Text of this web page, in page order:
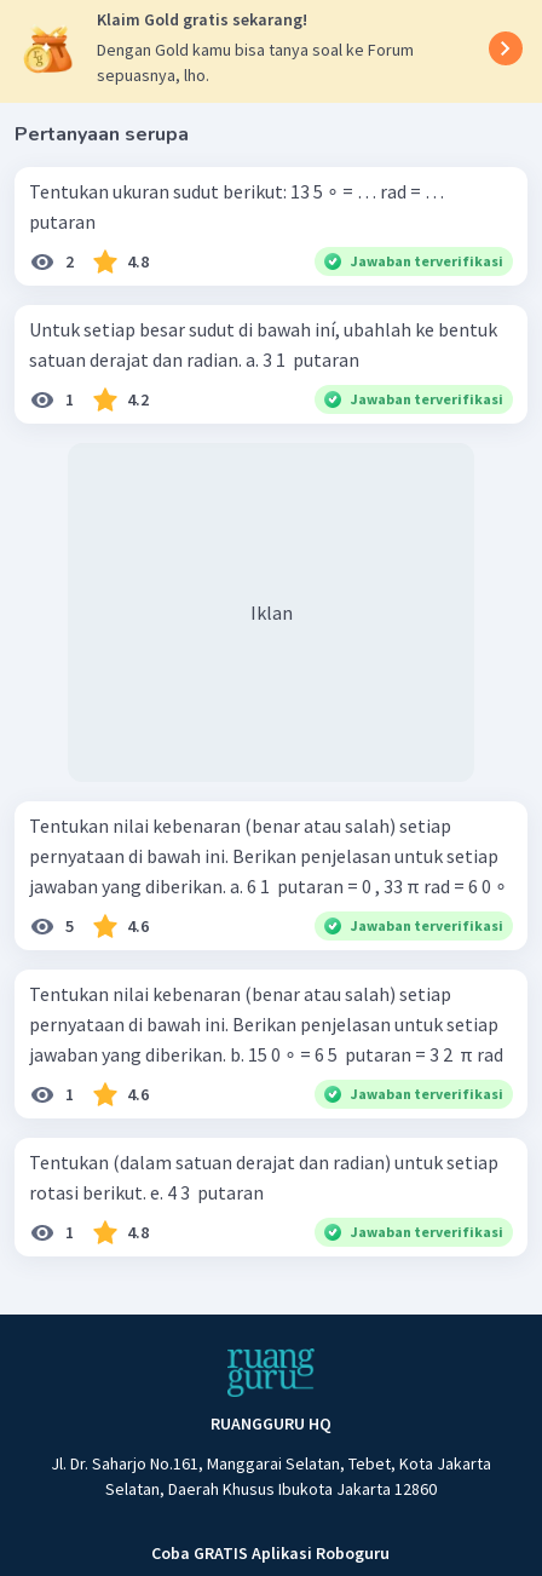
Klaim Gold gratis sekarang!
Dengan Gold kamu bisa tanya soal ke Forum
sepuasnya, lho.
Pertanyaan serupa
Tentukan ukuran sudut berikut: 13 5 ∘ = … rad = …
putaran
2 4.8 Jawaban terverifikasi
Untuk setiap besar sudut di bawah iní, ubahlah ke bentuk
satuan derajat dan radian. a. 3 1 ​ putaran
1 4.2 Jawaban terverifikasi
Iklan
Tentukan nilai kebenaran (benar atau salah) setiap
pernyataan di bawah ini. Berikan penjelasan untuk setiap
jawaban yang diberikan. a. 6 1 ​ putaran = 0 , 33 π rad = 6 0 ∘
5 4.6 Jawaban terverifikasi
Tentukan nilai kebenaran (benar atau salah) setiap
pernyataan di bawah ini. Berikan penjelasan untuk setiap
jawaban yang diberikan. b. 15 0 ∘ = 6 5 ​ putaran = 3 2 ​ π rad
1 4.6 Jawaban terverifikasi
Tentukan (dalam satuan derajat dan radian) untuk setiap
rotasi berikut. e. 4 3 ​ putaran
1 4.8 Jawaban terverifikasi
RUANGGURU HQ
Jl. Dr. Saharjo No.161, Manggarai Selatan, Tebet, Kota Jakarta
Selatan, Daerah Khusus Ibukota Jakarta 12860
Coba GRATIS Aplikasi Roboguru